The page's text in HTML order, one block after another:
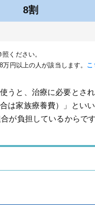
8割
照ください。
円以上の人が該当します。 こ
うと、治療に必要とさ
は家族療養費）」といい
が負担しているからです